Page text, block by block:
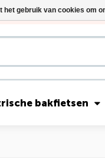
Nevo5 Silent Core nu
bakfietsen
gebruik van cookies om